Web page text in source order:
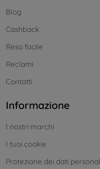
Blog
Cashback
Reso facile
Reclami
Contatti
Informazione
I nostri marchi
I tuoi cookie
Protezione dei dati